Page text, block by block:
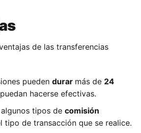
de las transferencias
pueden durar más de 24
hacerse efectivas.
tipos de comisión
tipo de transacción que se realice.